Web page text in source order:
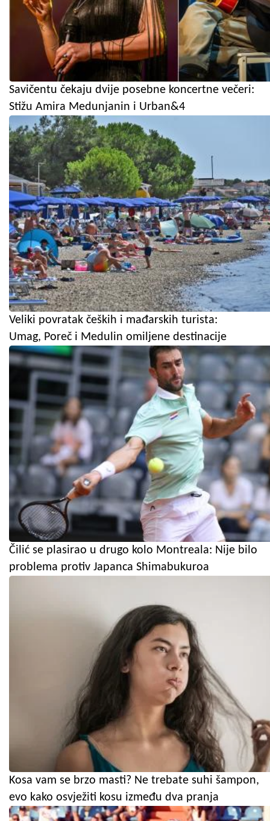
Savičentu čekaju dvije posebne koncertne večeri:
Stižu Amira Medunjanin i Urban&4
Veliki povratak čeških i mađarskih turista:
Umag, Poreč i Medulin omiljene destinacije
Čilić se plasirao u drugo kolo Montreala: Nije bilo
problema protiv Japanca Shimabukuroa
Kosa vam se brzo masti? Ne trebate suhi šampon,
evo kako osvježiti kosu između dva pranja